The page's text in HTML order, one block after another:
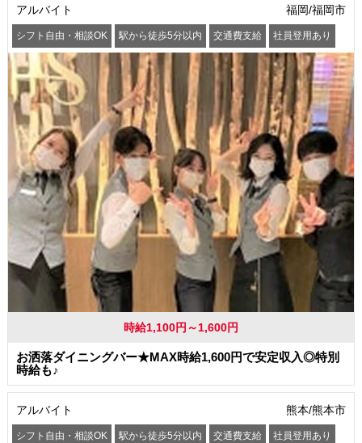
アルバイト 福岡/福岡市
シフト自由・相談OK 駅から徒歩5分以内 交通費支給 社員登用あり
時給1,100円～1,600円
お洒落ダイニングバー★MAX時給1,600円で安定収入◎特別
時給も♪
アルバイト 熊本/熊本市
シフト自由・相談OK 駅から徒歩5分以内 交通費支給 社員登用あり